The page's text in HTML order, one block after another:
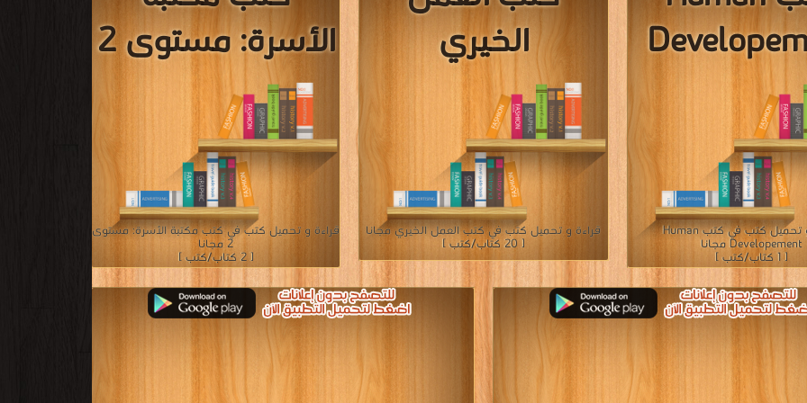
الأسرة: مستوى 2
قراءة و تحميل كتب في كتب مكتبة الأسرة: مستوى
2 مجانا
[ 2 كتاب/كتب ]
الخيري
قراءة و تحميل كتب في كتب العمل الخيري مجانا
[ 20 كتاب/كتب ]
قراءة و تحميل كتب في كتب Human
Developement مجانا
[ 1 كتاب/كتب ]